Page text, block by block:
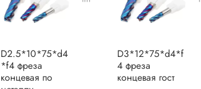
D2.5*10*75*d4
*f4 фреза
концевая по
D3*12*75*d4*f
4 фреза
концевая гост